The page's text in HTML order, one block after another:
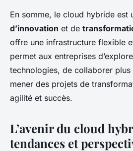
En somme, le cloud hybride est
d’innovation et de
offre une infrastructure flexible
permet aux entreprises
technologies, de collaborer
mener des projets de
agilité et succès.
L’avenir du cloud
tendances et